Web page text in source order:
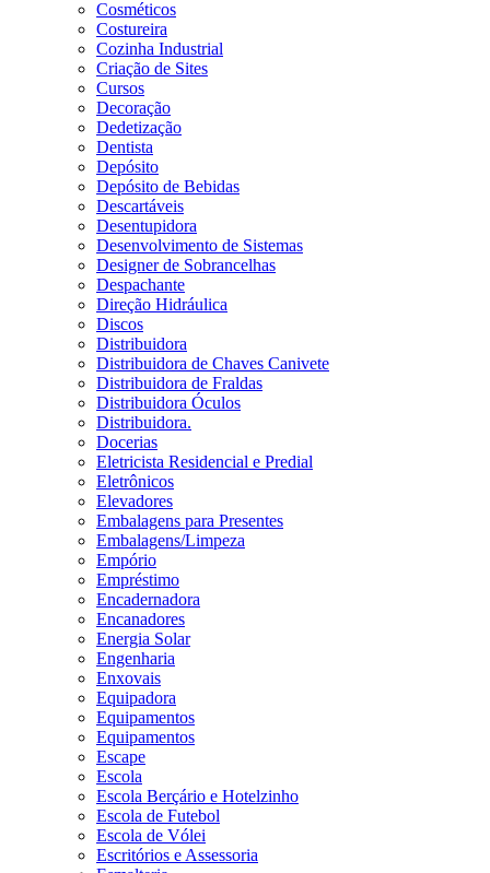
Cosméticos
Costureira
Cozinha Industrial
Criação de Sites
Cursos
Decoração
Dedetização
Dentista
Depósito
Depósito de Bebidas
Descartáveis
Desentupidora
Desenvolvimento de Sistemas
Designer de Sobrancelhas
Despachante
Direção Hidráulica
Discos
Distribuidora
Distribuidora de Chaves Canivete
Distribuidora de Fraldas
Distribuidora Óculos
Distribuidora.
Docerias
Eletricista Residencial e Predial
Eletrônicos
Elevadores
Embalagens para Presentes
Embalagens/Limpeza
Empório
Empréstimo
Encadernadora
Encanadores
Energia Solar
Engenharia
Enxovais
Equipadora
Equipamentos
Equipamentos
Escape
Escola
Escola Berçário e Hotelzinho
Escola de Futebol
Escola de Vólei
Escritórios e Assessoria